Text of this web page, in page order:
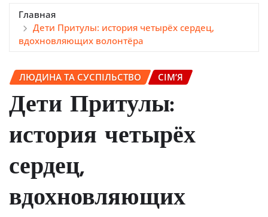
Главная
Дети Притулы: история четырёх сердец,
вдохновляющих волонтёра
ЛЮДИНА ТА СУСПІЛЬСТВО СІМ’Я
Дети Притулы:
история четырёх
сердец,
вдохновляющих